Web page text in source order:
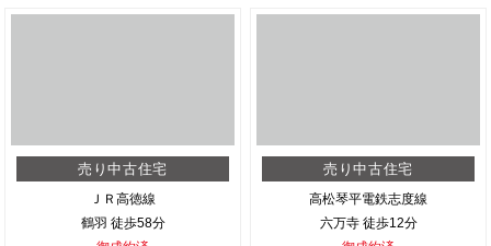
売り中古住宅
ＪＲ高徳線
鶴羽 徒歩58分
売り中古住宅
高松琴平電鉄志度線
六万寺 徒歩12分